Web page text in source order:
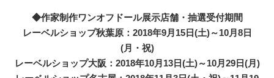
◆作家制作ワンオフドール展示店舗・抽選受付期間
レーベルショップ秋葉原：2018年9月15日(土)～10月8日
(月・祝)
レーベルショップ大阪：2018年10月13日(土)～10月29日(月)